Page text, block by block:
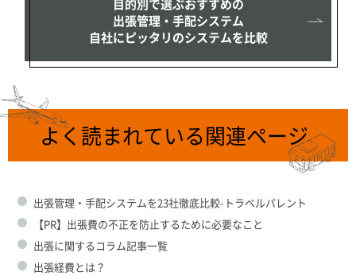
目的別で選ぶおすすめの
出張管理・手配システム
自社にピッタリのシステムを比較
よく読まれている関連ページ
出張管理・手配システムを23社徹底比較-トラベルパレント
【PR】出張費の不正を防止するために必要なこと
出張に関するコラム記事一覧
出張経費とは？